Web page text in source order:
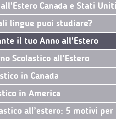
Canada e Stati Uniti
lingue puoi studiare?
il tuo Anno all’Estero
Scolastico all’Estero
in Canada
in America
all’estero: 5 motivi per